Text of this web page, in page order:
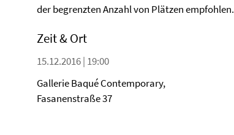
der begrenzten Anzahl von Plätzen empfohlen.
Zeit & Ort
15.12.2016 | 19:00
Gallerie Baqué Contemporary,
Fasanenstraße 37